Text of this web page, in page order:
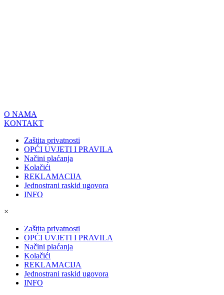
O NAMA
KONTAKT
Zaštita privatnosti
OPĆI UVJETI I PRAVILA
Načini plaćanja
Kolačići
REKLAMACIJA
Jednostrani raskid ugovora
INFO
×
Zaštita privatnosti
OPĆI UVJETI I PRAVILA
Načini plaćanja
Kolačići
REKLAMACIJA
Jednostrani raskid ugovora
INFO